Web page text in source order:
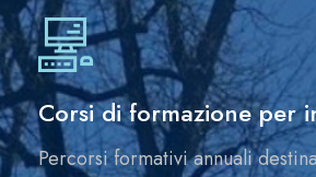
Corsi di formazione per
Percorsi formativi annuali